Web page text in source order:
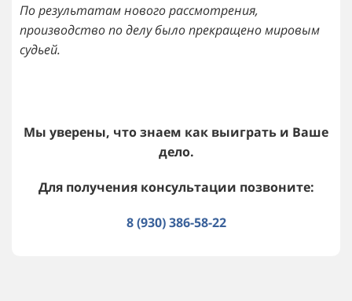
По результатам нового рассмотрения,
производство по делу было прекращено мировым
судьей.
Мы уверены, что знаем как выиграть и Ваше
дело.
Для получения консультации позвоните:
8 (930) 386-58-22